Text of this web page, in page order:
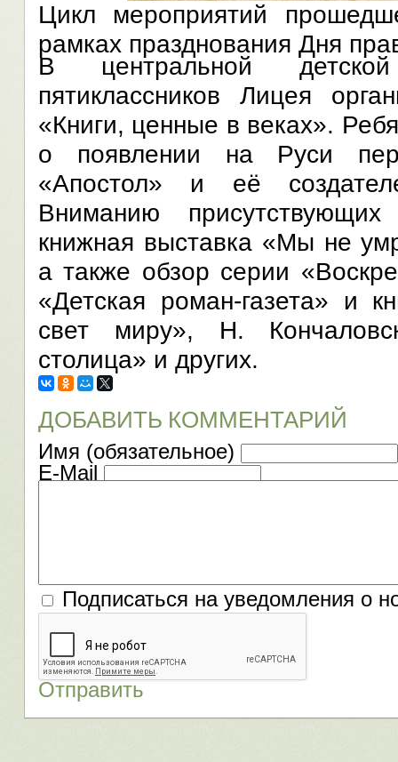
Цикл мероприятий
рамках празднования Дня
В центральной
пятиклассников Лицея
«Книги, ценные в веках».
о появлении на Руси
«Апостол» и её
Вниманию
книжная выставка «Мы не
а также обзор серии
«Детская роман-газета» и
свет миру», Н.
столица» и других.
ДОБАВИТЬ КОММЕНТАРИЙ
Имя (обязательное)
E-Mail
Подписаться на уведомления о
Отправить